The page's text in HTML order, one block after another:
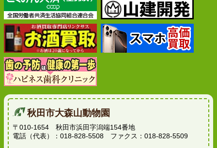
秋田市大森山動物園
〒010-1654 秋田市浜田字潟端154番地
電話（代表）：018-828-5508 ファクス：018-828-5509